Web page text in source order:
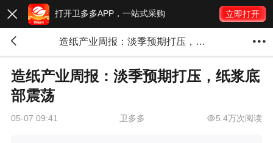
 打开卫多多APP，一站式采购 立即打开
 造纸产业周报：淡季预期打压，纸浆底部震荡 
造纸产业周报：淡季预期打压，纸浆底
部震荡
05-07 09:41 卫多多 5.4万次阅读